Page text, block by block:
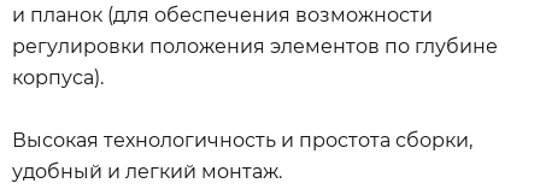
и планок (для обеспечения возможности
регулировки положения элементов по глубине
корпуса).
Высокая технологичность и простота сборки,
удобный и легкий монтаж.